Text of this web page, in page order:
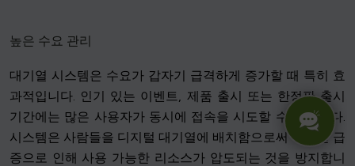
높은 수요 관리
대기열 시스템은 수요가 갑자기 급격하게 증가할 때 특히 효
과적입니다. 인기 있는 이벤트, 제품 출시 또는 한정판 출시
기간에는 많은 사용자가 동시에 접속을 시도할 수 있습니다.
시스템은 사람들을 디지털 대기열에 배치함으로써 이러한 급
증으로 인해 사용 가능한 리소스가 압도되는 것을 방지합니